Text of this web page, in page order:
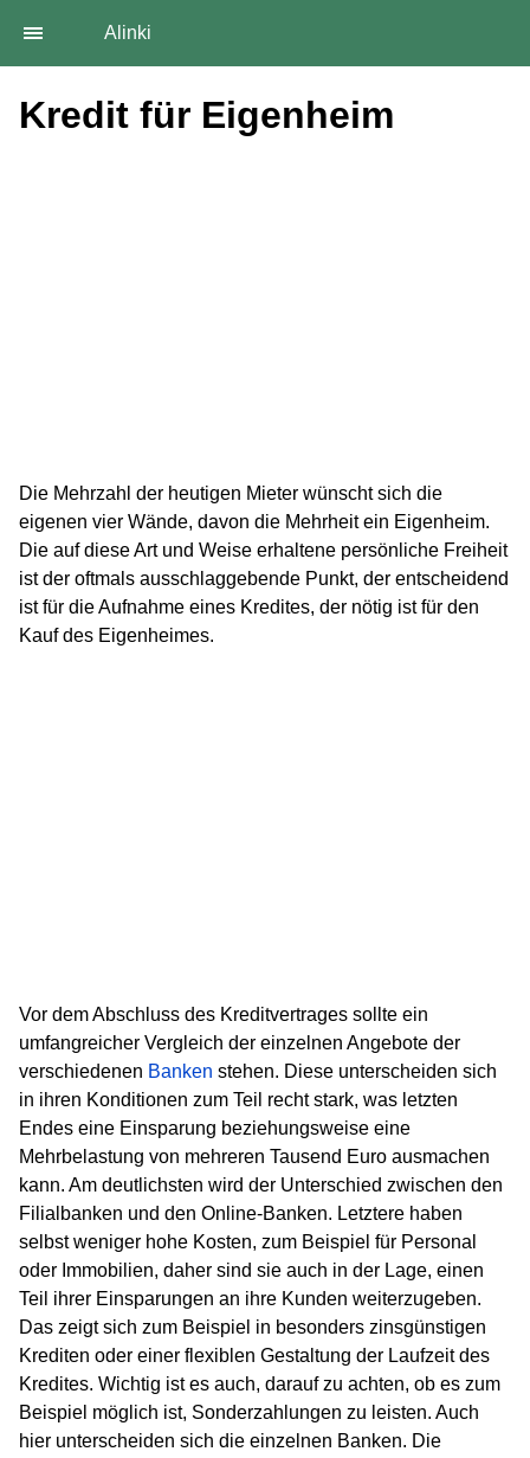
Alinki
Kredit für Eigenheim
Die Mehrzahl der heutigen Mieter wünscht sich die
eigenen vier Wände, davon die Mehrheit ein Eigenheim.
Die auf diese Art und Weise erhaltene persönliche Freiheit
ist der oftmals ausschlaggebende Punkt, der entscheidend
ist für die Aufnahme eines Kredites, der nötig ist für den
Kauf des Eigenheimes.
Vor dem Abschluss des Kreditvertrages sollte ein
umfangreicher Vergleich der einzelnen Angebote der
verschiedenen Banken stehen. Diese unterscheiden sich
in ihren Konditionen zum Teil recht stark, was letzten
Endes eine Einsparung beziehungsweise eine
Mehrbelastung von mehreren Tausend Euro ausmachen
kann. Am deutlichsten wird der Unterschied zwischen den
Filialbanken und den Online-Banken. Letztere haben
selbst weniger hohe Kosten, zum Beispiel für Personal
oder Immobilien, daher sind sie auch in der Lage, einen
Teil ihrer Einsparungen an ihre Kunden weiterzugeben.
Das zeigt sich zum Beispiel in besonders zinsgünstigen
Krediten oder einer flexiblen Gestaltung der Laufzeit des
Kredites. Wichtig ist es auch, darauf zu achten, ob es zum
Beispiel möglich ist, Sonderzahlungen zu leisten. Auch
hier unterscheiden sich die einzelnen Banken. Die